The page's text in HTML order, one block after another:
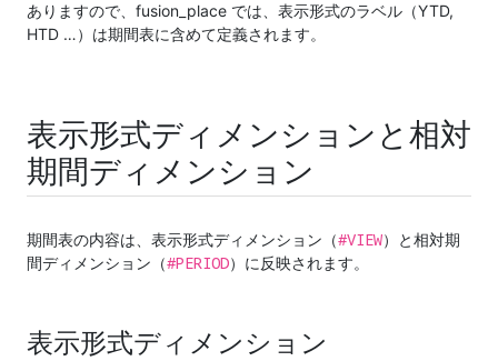
ありますので、fusion_place では、表示形式のラベル（YTD,
HTD …）は期間表に含めて定義されます。
表示形式ディメンションと相対
期間ディメンション
期間表の内容は、表示形式ディメンション（#VIEW）と相対期
間ディメンション（#PERIOD）に反映されます。
表示形式ディメンション